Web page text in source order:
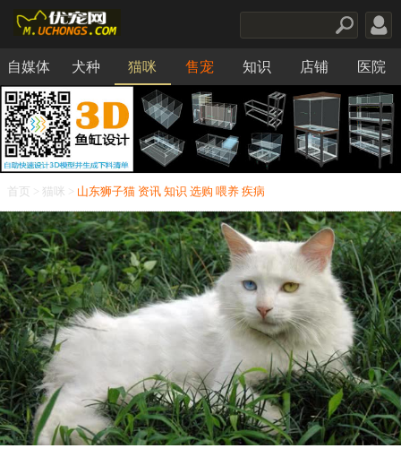
自媒体 犬种 猫咪 售宠 知识 店铺 医院
食品
首页 猫咪 山东狮子猫 资讯 知识 选购 喂养 疾病